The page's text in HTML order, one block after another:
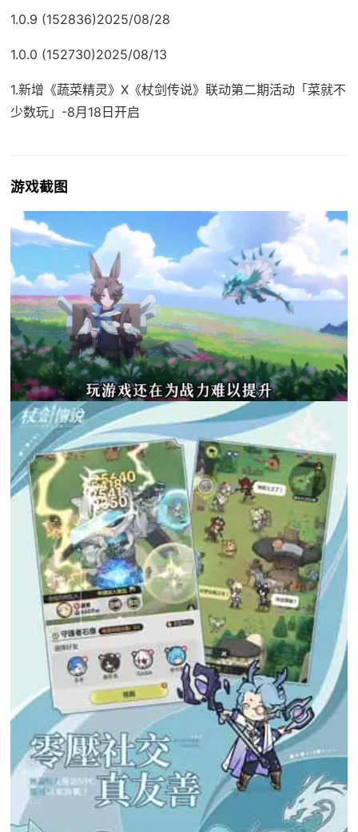
1.0.9 (152836)2025/08/28
1.0.0 (152730)2025/08/13
1.新增《蔬菜精灵》X《杖剑传说》联动第二期活动「菜就不
少数玩」-8月18日开启
游戏截图